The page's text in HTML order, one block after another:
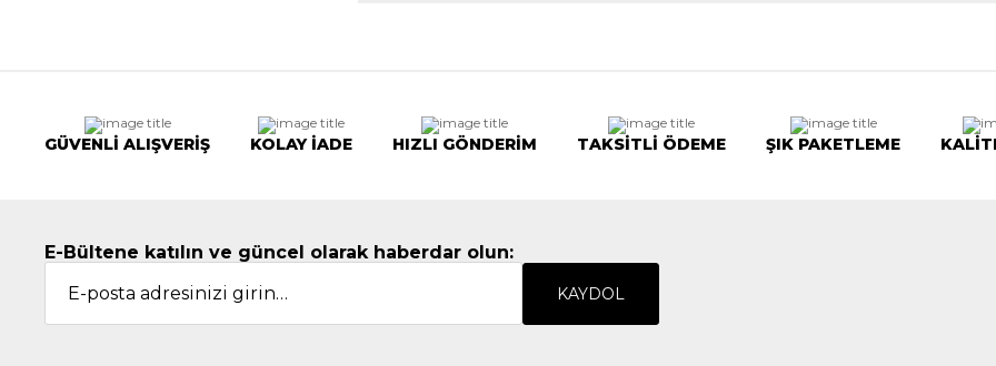
GÜVENLİ ALIŞVERİŞ KOLAY İADE HIZLI GÖNDERİM TAKSİTLİ ÖDEME ŞIK PAKETLEME
E-Bültene katılın ve güncel olarak haberdar olun:
KAYDOL